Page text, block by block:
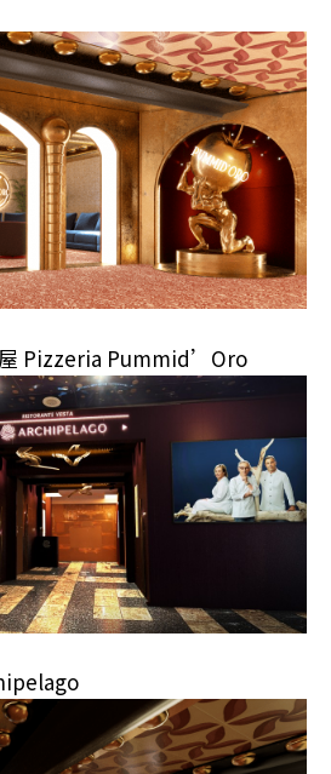
Pizzeria Pummid’Oro